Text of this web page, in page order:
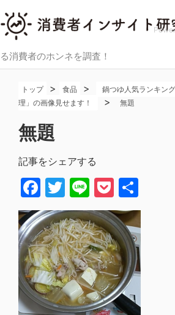
る消費者のホンネを調査！
トップ > 食品 >
鍋つゆ人気ランキン
理」の画像見せます！
> 無題
無題
記事をシェアする
Facebook
Twitter
LinePocket
有